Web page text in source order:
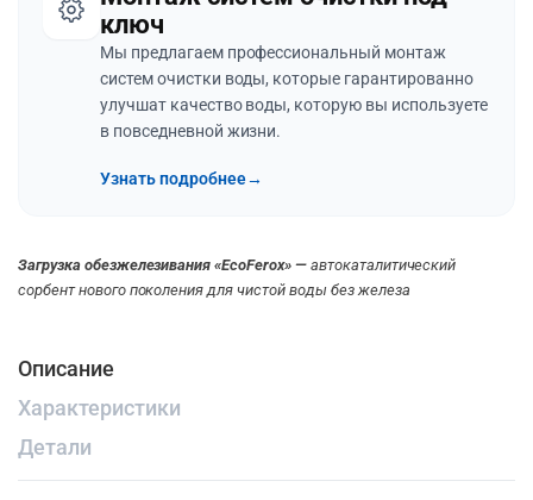
ключ
Мы предлагаем профессиональный монтаж
систем очистки воды, которые гарантированно
улучшат качество воды, которую вы используете
в повседневной жизни.
Узнать подробнее→
Загрузка обезжелезивания «EcoFerox» — автокаталитический
сорбент нового поколения для чистой воды без железа
Описание
Характеристики
Детали